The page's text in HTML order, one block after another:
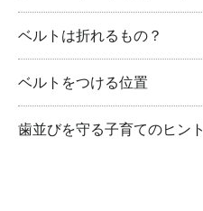
ベルトは折れるもの？
ベルトをつける位置
歯並びを守る子育てのヒント